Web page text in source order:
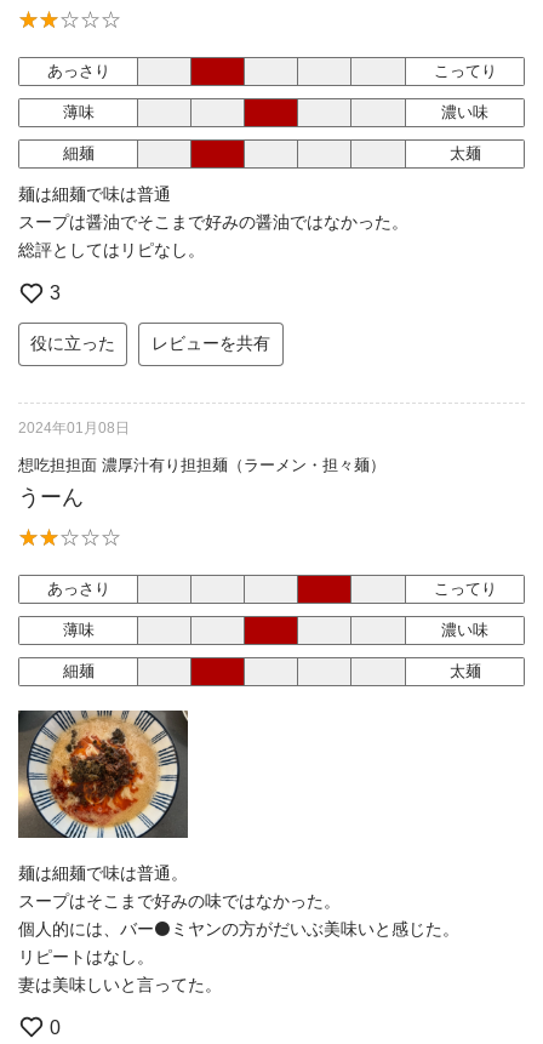
あっさり こってり
薄味 濃い味
細麺 太麺
麺は細麺で味は普通
スープは醤油でそこまで好みの醤油ではなかった。
総評としてはリピなし。
3
役に立った レビューを共有
2024年01月08日
想吃担担面 濃厚汁有り担担麺（ラーメン・担々麺）
うーん
あっさり こってり
薄味 濃い味
細麺 太麺
麺は細麺で味は普通。
スープはそこまで好みの味ではなかった。
個人的には、バー⚫️ミヤンの方がだいぶ美味いと感じた。
リピートはなし。
妻は美味しいと言ってた。
0